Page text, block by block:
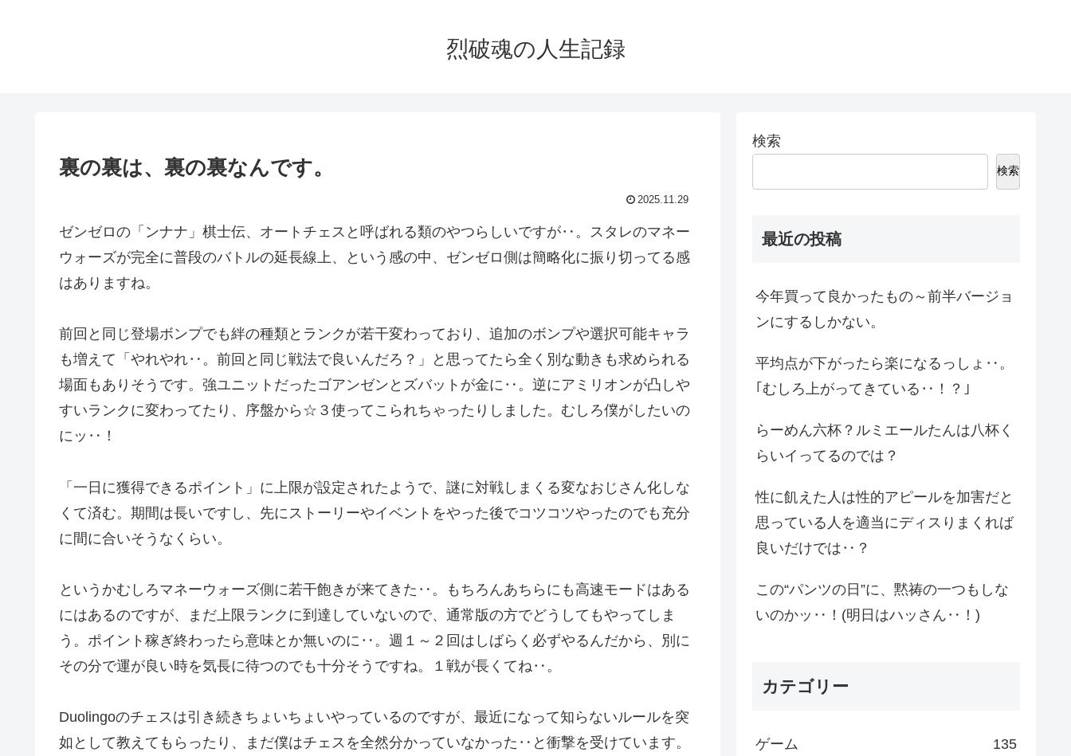
烈破魂の人生記録
裏の裏は、裏の裏なんです。
2025.11.29
ゼンゼロの「ンナナ」棋士伝、オートチェスと呼ばれる類のやつらしいですが‥。スタレのマネー
ウォーズが完全に普段のバトルの延長線上、という感の中、ゼンゼロ側は簡略化に振り切ってる感
はありますね。
前回と同じ登場ボンプでも絆の種類とランクが若干変わっており、追加のボンプや選択可能キャラ
も増えて「やれやれ‥。前回と同じ戦法で良いんだろ？」と思ってたら全く別な動きも求められる
場面もありそうです。強ユニットだったゴアンゼンとズバットが金に‥。逆にアミリオンが凸しや
すいランクに変わってたり、序盤から☆３使ってこられちゃったりしました。むしろ僕がしたいの
にッ‥！
「一日に獲得できるポイント」に上限が設定されたようで、謎に対戦しまくる変なおじさん化しな
くて済む。期間は長いですし、先にストーリーやイベントをやった後でコツコツやったのでも充分
に間に合いそうなくらい。
というかむしろマネーウォーズ側に若干飽きが来てきた‥。もちろんあちらにも高速モードはある
にはあるのですが、まだ上限ランクに到達していないので、通常版の方でどうしてもやってしま
う。ポイント稼ぎ終わったら意味とか無いのに‥。週１～２回はしばらく必ずやるんだから、別に
その分で運が良い時を気長に待つのでも十分そうですね。１戦が長くてね‥。
Duolingoのチェスは引き続きちょいちょいやっているのですが、最近になって知らないルールを突
如として教えてもらったり、まだ僕はチェスを全然分かっていなかった‥と衝撃を受けています。
検索
検索
最近の投稿
今年買って良かったもの～前半バージョ
ンにするしかない。
平均点が下がったら楽になるっしょ‥。
｢むしろ上がってきている‥！？｣
らーめん六杯？ルミエールたんは八杯く
らいイってるのでは？
性に飢えた人は性的アピールを加害だと
思っている人を適当にディスりまくれば
良いだけでは‥？
この“パンツの日”に、黙祷の一つもしな
いのかッ‥！(明日はハッさん‥！)
カテゴリー
ゲーム 135